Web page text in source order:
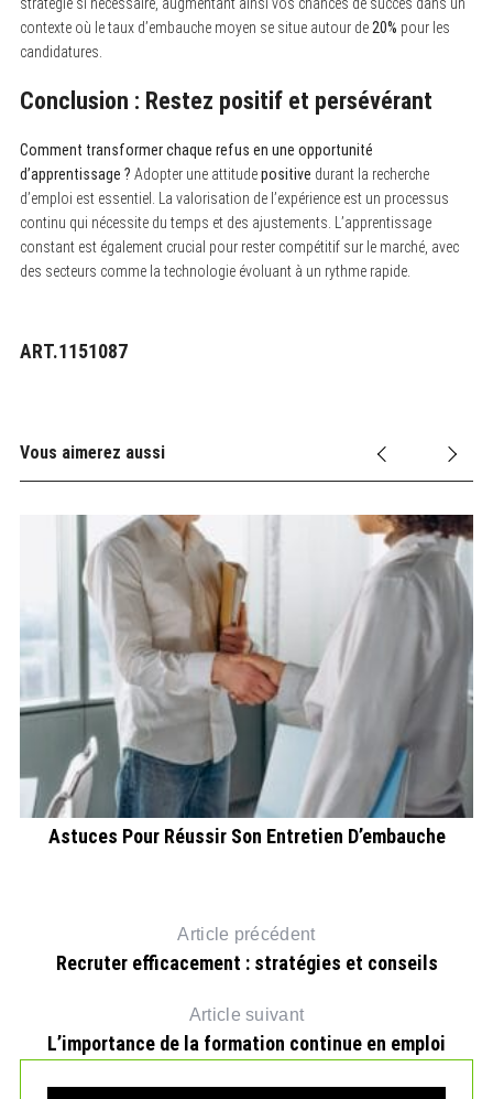
contexte où le taux d’embauche moyen se situe autour de 20% pour les
candidatures.
Conclusion : Restez positif et persévérant
Comment transformer chaque refus en une opportunité
d’apprentissage ? Adopter une attitudepositive durant la recherche
d’emploi est essentiel. La valorisation de l’expérience est un processus
continu qui nécessite du temps et des ajustements. L’apprentissage
constant est également crucial pour rester compétitif sur le marché, avec
des secteurs comme la technologie évoluant à un rythme rapide.
ART.1151087
Vous aimerez aussi
Astuces Pour Réussir Son Entretien D’embauche
Article précédent
Recruter efficacement : stratégies et conseils
Article suivant
L’importance de la formation continue en emploi